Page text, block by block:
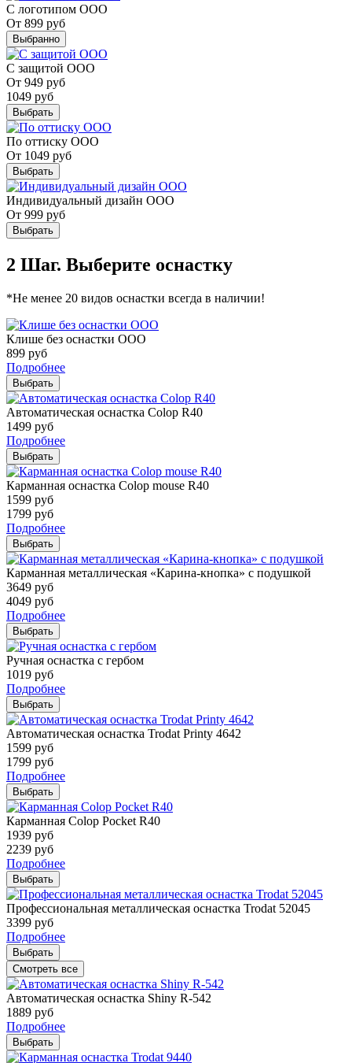
С логотипом ООО
От 899 руб
Выбранно
С защитой ООО
От 949 руб
1049 руб
Выбрать
По оттиску ООО
От 1049 руб
Выбрать
Индивидуальный дизайн ООО
От 999 руб
Выбрать
2 Шаг. Выберите оснастку
*Не менее 20 видов оснастки всегда в наличии!
Клише без оснастки ООО
899 руб
Подробнее
Выбрать
Автоматическая оснастка Colop R40
1499 руб
Подробнее
Выбрать
Карманная оснастка Colop mouse R40
1599 руб
1799 руб
Подробнее
Выбрать
Карманная металлическая «Карина-кнопка» с подушкой
3649 руб
4049 руб
Подробнее
Выбрать
Ручная оснастка с гербом
1019 руб
Подробнее
Выбрать
Автоматическая оснастка Trodat Printy 4642
1599 руб
1799 руб
Подробнее
Выбрать
Карманная Colop Pocket R40
1939 руб
2239 руб
Подробнее
Выбрать
Профессиональная металлическая оснастка Trodat 52045
3399 руб
Подробнее
Выбрать
Смотреть все
Автоматическая оснастка Shiny R-542
1889 руб
Подробнее
Выбрать